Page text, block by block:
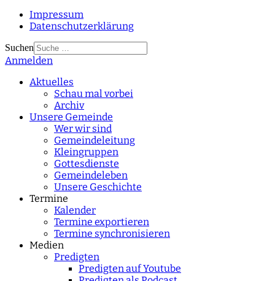
Impressum
Datenschutzerklärung
Suchen
Type 2 or more
Anmelden
Aktuelles
Schau mal vorbei
Archiv
Unsere Gemeinde
Wer wir sind
Gemeindeleitung
Kleingruppen
Gottesdienste
Gemeindeleben
Unsere Geschichte
Termine
Kalender
Termine exportieren
Termine synchronisieren
Medien
Predigten
Predigten auf Youtube